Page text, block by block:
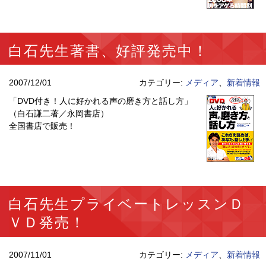
白石先生著書、好評発売中！
2007/12/01 カテゴリー: メディア、 新着情報
「DVD付き！人に好かれる声の磨き方と話し方」
（白石謙二著／永岡書店）
全国書店で販売！
白石先生プライベートレッスンＤ
ＶＤ発売！
2007/11/01 カテゴリー: メディア
新着情報